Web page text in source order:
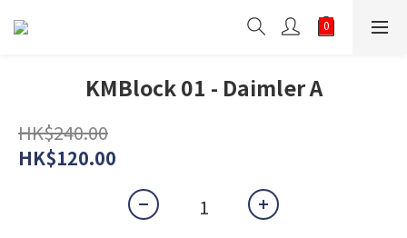
KMBlock 01 - Daimler A
HK$240.00
HK$120.00